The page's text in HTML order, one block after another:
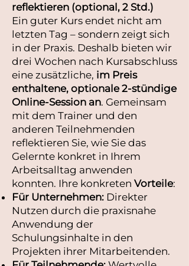
reflektieren (optional, 2 Std.)
Ein guter Kurs endet nicht am
letzten Tag – sondern zeigt sich
in der Praxis. Deshalb bieten wir
drei Wochen nach Kursabschluss
eine zusätzliche, im Preis
enthaltene, optionale 2-stündige
Online-Session an. Gemeinsam
mit dem Trainer und den
anderen Teilnehmenden
reflektieren Sie, wie Sie das
Gelernte konkret in Ihrem
Arbeitsalltag anwenden
konnten. Ihre konkreten Vorteile:
Für Unternehmen: Direkter
Nutzen durch die praxisnahe
Anwendung der
Schulungsinhalte in den
Projekten ihrer Mitarbeitenden.